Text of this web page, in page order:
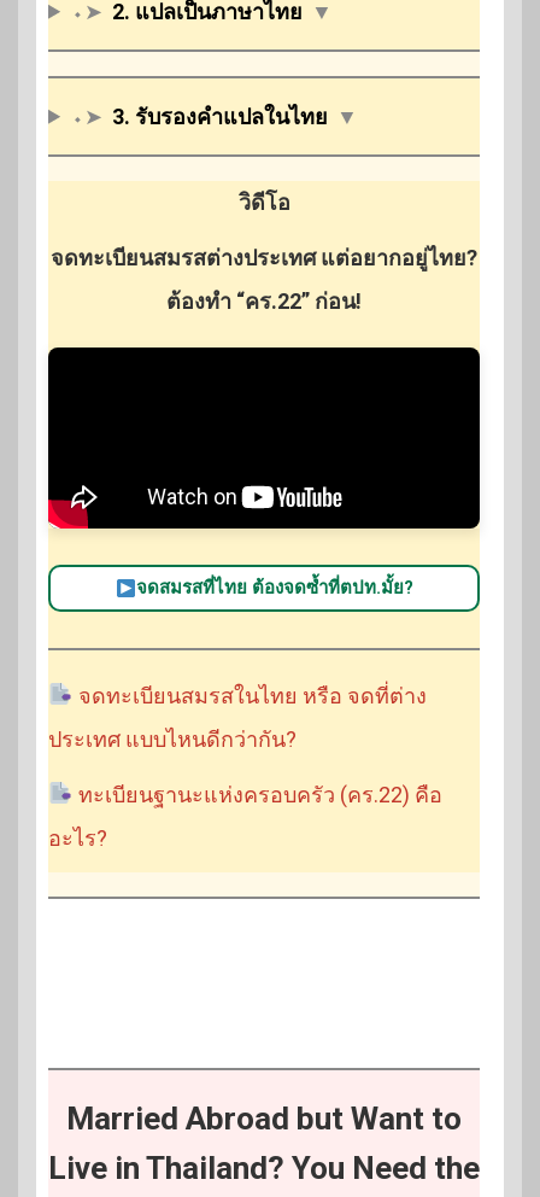
⬩➤ 2. แปลเป็นภาษาไทย ▼
⬩➤ 3. รับรองคำแปลในไทย ▼
วิดีโอ
จดทะเบียนสมรสต่างประเทศ แต่อยากอยู่ไทย?
ต้องทำ “คร.22” ก่อน!
จดสมรสที่ไทย ต้องจดซ้ำที่ตปท.มั้ย?
จดทะเบียนสมรสในไทย หรือ จดที่ต่าง
ประเทศ แบบไหนดีกว่ากัน?
ทะเบียนฐานะแห่งครอบครัว (คร.22) คือ
อะไร?
Married Abroad but Want to
Live in Thailand? You Need the